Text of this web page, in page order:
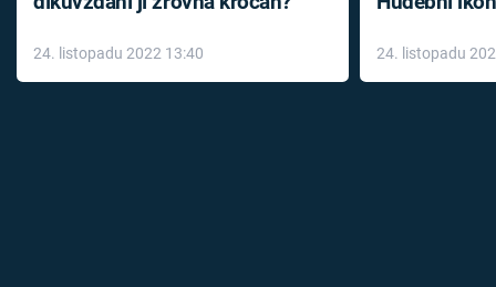
24. listopadu 2022 13:40
léky
24. listopadu